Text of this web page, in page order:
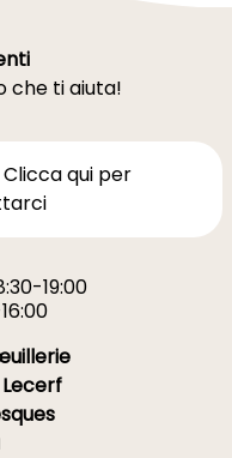
che ti aiuta!
qui per
19:00
Lecerf